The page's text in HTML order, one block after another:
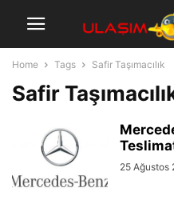
Home Tags Safir Taşımacılık
Safir
25 Ağustos